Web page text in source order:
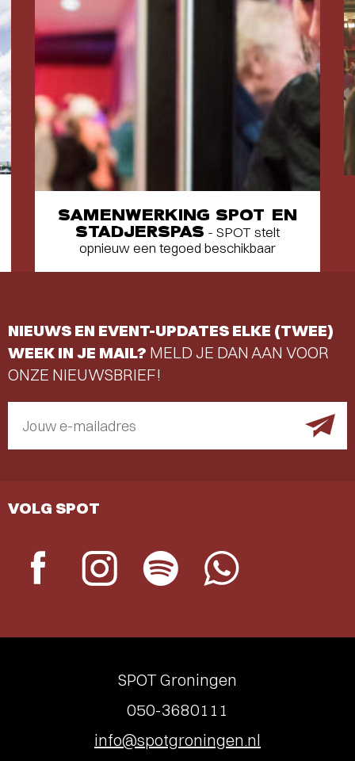
SAMENWERKING SPOT EN
STADJERSPAS - SPOT stelt
opnieuw een tegoed beschikbaar
NIEUWS EN EVENT-UPDATES ELKE (TWEE)
WEEK IN JE MAIL? MELD JE DAN AAN VOOR
ONZE NIEUWSBRIEF!
Jouw e-mailadres
VOLG SPOT
SPOT Groningen
050-3680111
info@spotgroningen.nl